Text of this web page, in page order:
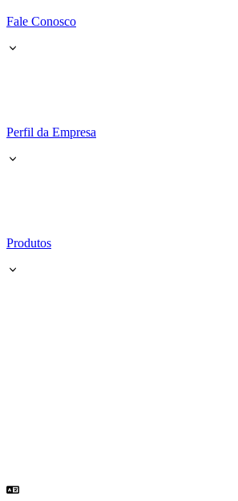
Fale Conosco
Perfil da Empresa
Produtos